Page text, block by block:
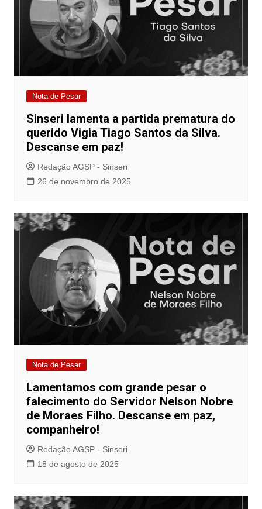
Nota de Pesar
Sinseri lamenta a partida prematura do
querido Vigia Tiago Santos da Silva.
Descanse em paz!
Redação AGSP - Sinseri
26 de novembro de 2025
Nota de Pesar
Lamentamos com grande pesar o
falecimento do Servidor Nelson Nobre
de Moraes Filho. Descanse em paz,
companheiro!
Redação AGSP - Sinseri
18 de agosto de 2025